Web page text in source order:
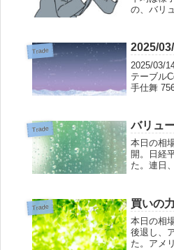
の、バリ
がら、緊
と、マー
を選択し
Trade 2025/
2025/03/
テーブル
手仕舞
6309 巴
Trade バリュ
本日の相
開。日経
た。連日
の浮き沈
を受けず
のに、僕
Trade 買いの
本日の相
後退し、
た。アメ